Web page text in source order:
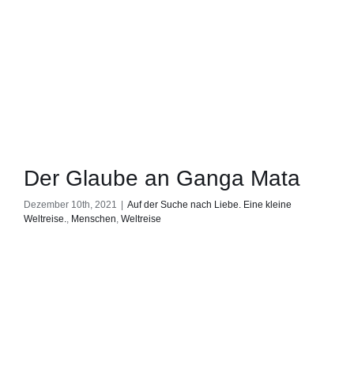
Der Glaube an Ganga Mata
Dezember 10th, 2021 | Auf der Suche nach Liebe. Eine kleine
Weltreise.
Menschen Weltreise